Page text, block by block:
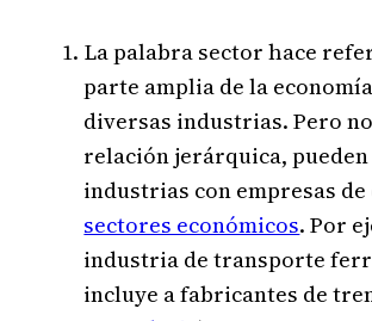
La palabra sector hace
parte amplia de la
diversas industrias. Pero
relación jerárquica,
industrias con empresas
sectores económicos. Por
industria de transporte
incluye a fabricantes de